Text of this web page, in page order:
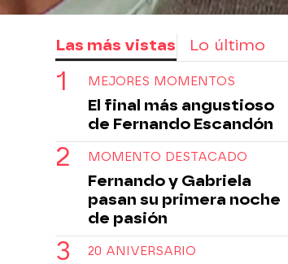
Las más vistas Lo último
MEJORES MOMENTOS
El final más angustioso
de Fernando Escandón
MOMENTO DESTACADO
Fernando y Gabriela
pasan su primera noche
de pasión
20 ANIVERSARIO